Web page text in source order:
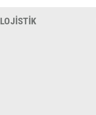
LOJİSTİK